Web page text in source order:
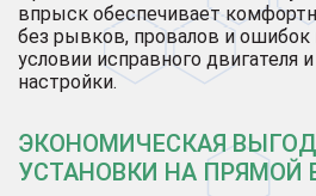
впрыск обеспечивает
без рывков, провалов и ошибок
условии исправного двигателя
настройки.
ЭКОНОМИЧЕСКАЯ
УСТАНОВКИ НА ПРЯМОЙ